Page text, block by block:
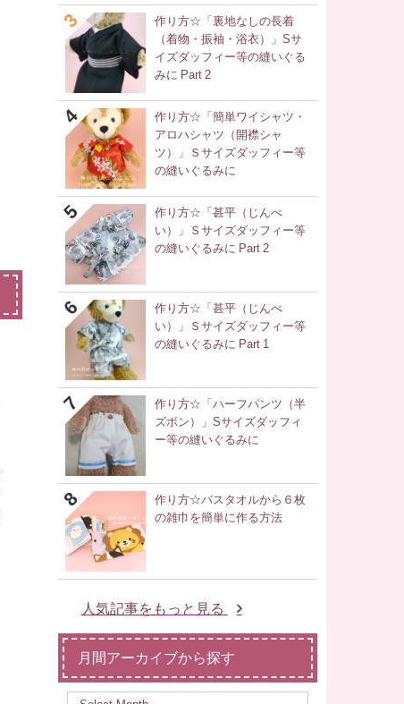
作り方☆「裏地なしの長着
（着物・振袖・浴衣）」Sサ
イズダッフィー等の縫いぐる
みに Part 2
作り方☆「簡単ワイシャツ・
アロハシャツ（開襟シャ
ツ）」Ｓサイズダッフィー等
の縫いぐるみに
作り方☆「甚平（じんべ
い）」Ｓサイズダッフィー等
の縫いぐるみに Part 2
作り方☆「甚平（じんべ
い）」Ｓサイズダッフィー等
の縫いぐるみに Part 1
作り方☆「ハーフパンツ（半
ズボン）」Sサイズダッフィ
ー等の縫いぐるみに
作り方☆バスタオルから６枚
の雑巾を簡単に作る方法
人気記事をもっと見る
月間アーカイブから探す